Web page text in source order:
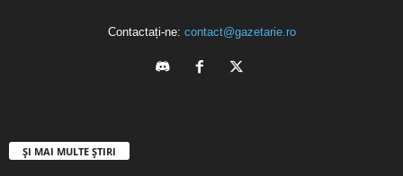
Contactați-ne: contact@gazetarie.ro
ȘI MAI MULTE ȘTIRI